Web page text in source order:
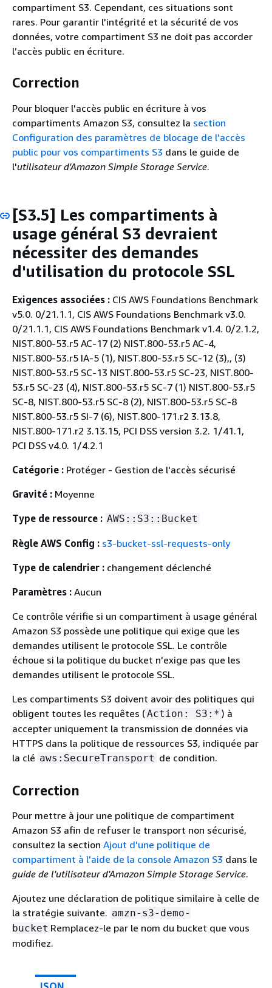
compartiment S3. Cependant, ces situations sont
rares. Pour garantir l'intégrité et la sécurité de vos
données, votre compartiment S3 ne doit pas accorder
l’accès public en écriture.
Correction
Pour bloquer l'accès public en écriture à vos
compartiments Amazon S3, consultez la section
Configuration des paramètres de blocage de l'accès
public pour vos compartiments S3 dans le guide de
l'utilisateur d'Amazon Simple Storage Service.
[S3.5] Les compartiments à
usage général S3 devraient
nécessiter des demandes
d'utilisation du protocole SSL
Exigences associées : CIS AWS Foundations Benchmark
v5.0. 0/21.1.1, CIS AWS Foundations Benchmark v3.0.
0/21.1.1, CIS AWS Foundations Benchmark v1.4. 0/2.1.2,
NIST.800-53.r5 AC-17 (2) NIST.800-53.r5 AC-4,
NIST.800-53.r5 IA-5 (1), NIST.800-53.r5 SC-12 (3),, (3)
NIST.800-53.r5 SC-13 NIST.800-53.r5 SC-23, NIST.800-
53.r5 SC-23 (4), NIST.800-53.r5 SC-7 (1) NIST.800-53.r5
SC-8, NIST.800-53.r5 SC-8 (2), NIST.800-53.r5 SC-8
NIST.800-53.r5 SI-7 (6), NIST.800-171.r2 3.13.8,
NIST.800-171.r2 3.13.15, PCI DSS version 3.2. 1/41.1,
PCI DSS v4.0. 1/4.2.1
Catégorie : Protéger - Gestion de l'accès sécurisé
Gravité : Moyenne
Type de ressource : AWS::S3::Bucket
Règle AWS Config : s3-bucket-ssl-requests-only
Type de calendrier : changement déclenché
Paramètres : Aucun
Ce contrôle vérifie si un compartiment à usage général
Amazon S3 possède une politique qui exige que les
demandes utilisent le protocole SSL. Le contrôle
échoue si la politique du bucket n'exige pas que les
demandes utilisent le protocole SSL.
Les compartiments S3 doivent avoir des politiques qui
obligent toutes les requêtes (Action: S3:* ) à
accepter uniquement la transmission de données via
HTTPS dans la politique de ressources S3, indiquée par
la clé aws:SecureTransport de condition.
Correction
Pour mettre à jour une politique de compartiment
Amazon S3 afin de refuser le transport non sécurisé,
consultez la section Ajout d'une politique de
compartiment à l'aide de la console Amazon S3 dans le
guide de l'utilisateur d'Amazon Simple Storage Service.
Ajoutez une déclaration de politique similaire à celle de
la stratégie suivante. amzn-s3-demo-
bucket Remplacez-le par le nom du bucket que vous
modifiez.